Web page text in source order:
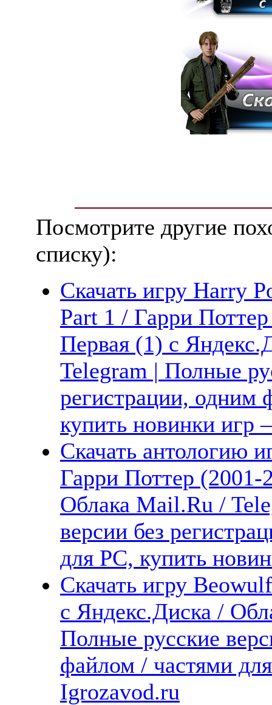
Посмотрите другие
списку):
Скачать игру Harry
Part 1 / Гарри
Первая (1) с
Telegram | Полные
регистрации, одним
купить новинки
Скачать антологию
Гарри Поттер (2001-
Облака Mail.Ru /
версии без
для PC, купить
Скачать игру
с Яндекс.Диска /
Полные русские
файлом / частями
Igrozavod.ru